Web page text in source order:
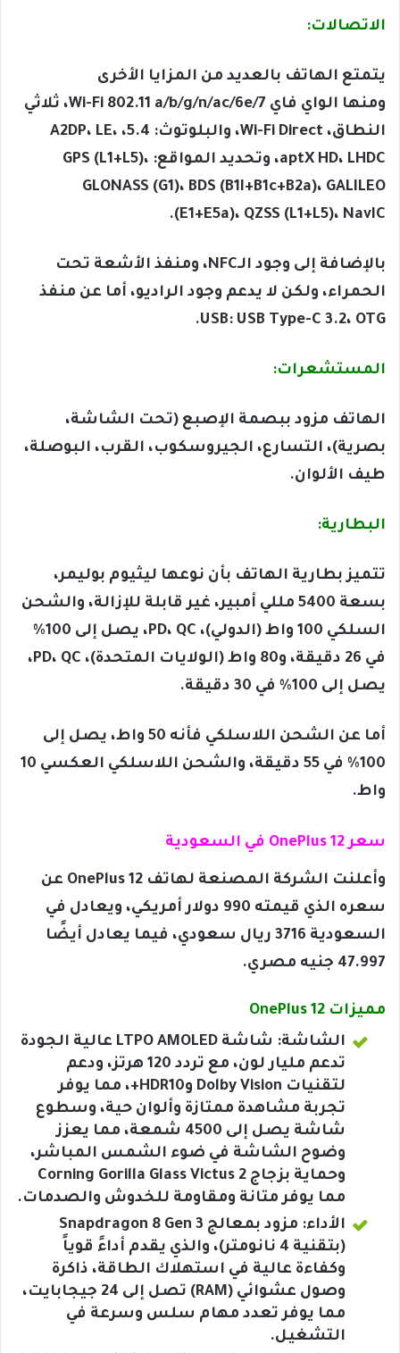
الاتصالات:
يتمتع الهاتف بالعديد من المزايا الأخرى
ومنها الواي فاي Wi-Fi 802.11 a/b/g/n/ac/6e/7، ثلاثي
النطاق، Wi-Fi Direct، والبلوتوث: 5.4، A2DP، LE،
aptX HD، LHDC، وتحديد المواقع: GPS (L1+L5)،
GLONASS (G1)، BDS (B1I+B1c+B2a)، GALILEO
(E1+E5a)، QZSS (L1+L5)، NavIC.
بالإضافة إلى وجود الـNFC، ومنفذ الأشعة تحت
الحمراء، ولكن لا يدعم وجود الراديو، أما عن منفذ
USB: USB Type-C 3.2، OTG.
المستشعرات:
الهاتف مزود ببصمة الإصبع (تحت الشاشة،
بصرية)، التسارع، الجيروسكوب، القرب، البوصلة،
طيف الألوان.
البطارية:
تتميز بطارية الهاتف بأن نوعها ليثيوم بوليمر،
بسعة 5400 مللي أمبير، غير قابلة للإزالة، والشحن
السلكي 100 واط (الدولي)، PD، QC، يصل إلى 100%
في 26 دقيقة، و80 واط (الولايات المتحدة)، PD، QC،
يصل إلى 100% في 30 دقيقة.
أما عن الشحن اللاسلكي فأنه 50 واط، يصل إلى
100% في 55 دقيقة، والشحن اللاسلكي العكسي 10
واط.
سعر OnePlus 12 في السعودية
وأعلنت الشركة المصنعة لهاتف OnePlus 12 عن
سعره الذي قيمته 990 دولار أمريكي، ويعادل في
السعودية 3716 ريال سعودي، فيما يعادل أيضًا
47.997 جنيه مصري.
مميزات OnePlus 12
الشاشة: شاشة LTPO AMOLED عالية الجودة
تدعم مليار لون، مع تردد 120 هرتز، ودعم
لتقنيات Dolby Vision وHDR10+، مما يوفر
تجربة مشاهدة ممتازة وألوان حية، وسطوع
شاشة يصل إلى 4500 شمعة، مما يعزز
وضوح الشاشة في ضوء الشمس المباشر،
وحماية بزجاج Corning Gorilla Glass Victus 2
مما يوفر متانة ومقاومة للخدوش والصدمات.
الأداء: مزود بمعالج Snapdragon 8 Gen 3
(بتقنية 4 نانومتر)، والذي يقدم أداءً قوياً
وكفاءة عالية في استهلاك الطاقة، ذاكرة
وصول عشوائي (RAM) تصل إلى 24 جيجابايت،
مما يوفر تعدد مهام سلس وسرعة في
التشغيل.